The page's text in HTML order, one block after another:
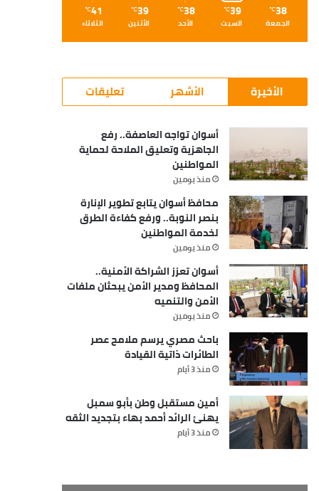
38
℃
الجمعة
39
℃
السبت
38
℃
الأحد
39
℃
الأثنين
41
℃
الثلاثاء
الأخيرة الأشهر تعليقات
أسوان تواجه العاصفة.. رفع
الجاهزية وتعليق الملاحة لحماية
المواطنين
منذ يومين
محافظ أسوان يتابع تطوير الإنارة
بنصر النوبة.. ورفع كفاءة الطرق
لخدمة المواطنين
منذ يومين
أسوان تعزز الشراكة الأمنية..
المحافظ ومدير الأمن يبحثان ملفات
الأمن والتنميه
منذ يومين
باحث مصري يرسم ملامح عصر
الطائرات ذاتية القيادة
منذ 3 أيام
أمين مستقبل وطن بأبو سمبل
يهنئ الرائد أحمد بهاء بتجديد الثقه
منذ 3 أيام